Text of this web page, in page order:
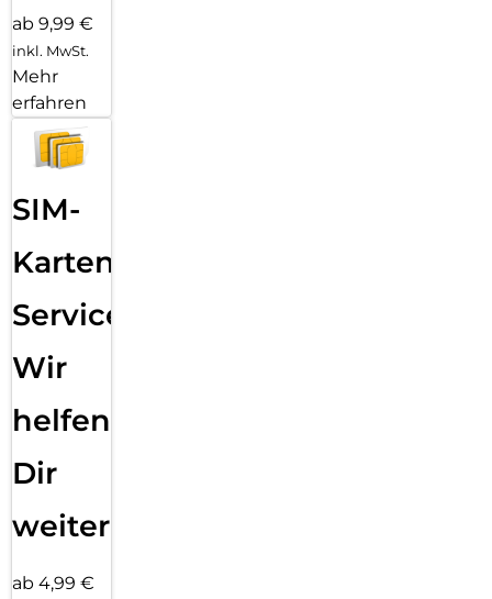
ab 9,99 €
inkl. MwSt.
Mehr
erfahren
SIM-
Karten
Service:
Wir
helfen
Dir
weiter
ab 4,99 €